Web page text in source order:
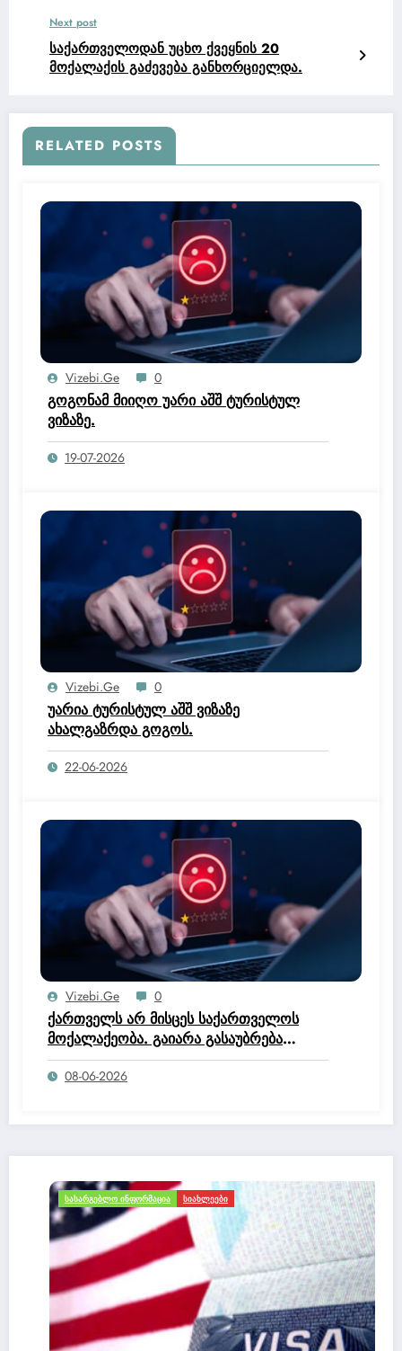
Next post
საქართველოდან უცხო ქვეყნის 20
მოქალაქის გაძევება განხორციელდა.
RELATED POSTS
Vizebi.ge 0
გოგონამ მიიღო უარი აშშ ტურისტულ
ვიზაზე.
19-07-2026
Vizebi.ge 0
უარია ტურისტულ აშშ ვიზაზე
ახალგაზრდა გოგოს.
22-06-2026
Vizebi.ge 0
ქართველს არ მისცეს საქართველოს
მოქალაქეობა. გაიარა გასაუბრება
იუსტიციის სახლში და მოქალაქეობის
კომისია დაწერა, რომ არ ეკუთნის
08-06-2026
ᲡᲐᲡᲐᲠᲒᲔᲑᲚᲝ ᲘᲜᲤᲝᲠᲛᲐᲪᲘᲐ ᲡᲘᲐᲮᲚᲔᲔᲑᲘ